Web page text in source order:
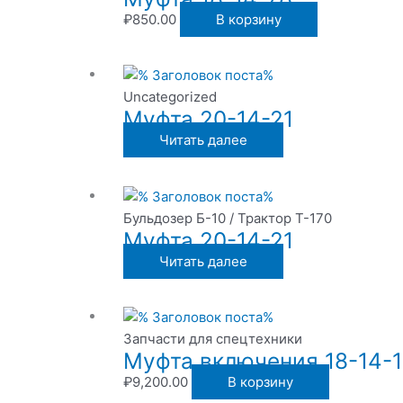
₽850.00 В корзину
Uncategorized
Муфта 20-14-21
Читать далее
Бульдозер Б-10 / Трактор Т-170
Муфта 20-14-21
Читать далее
Запчасти для спецтехники
Муфта включения 18-14-
₽9,200.00 В корзину